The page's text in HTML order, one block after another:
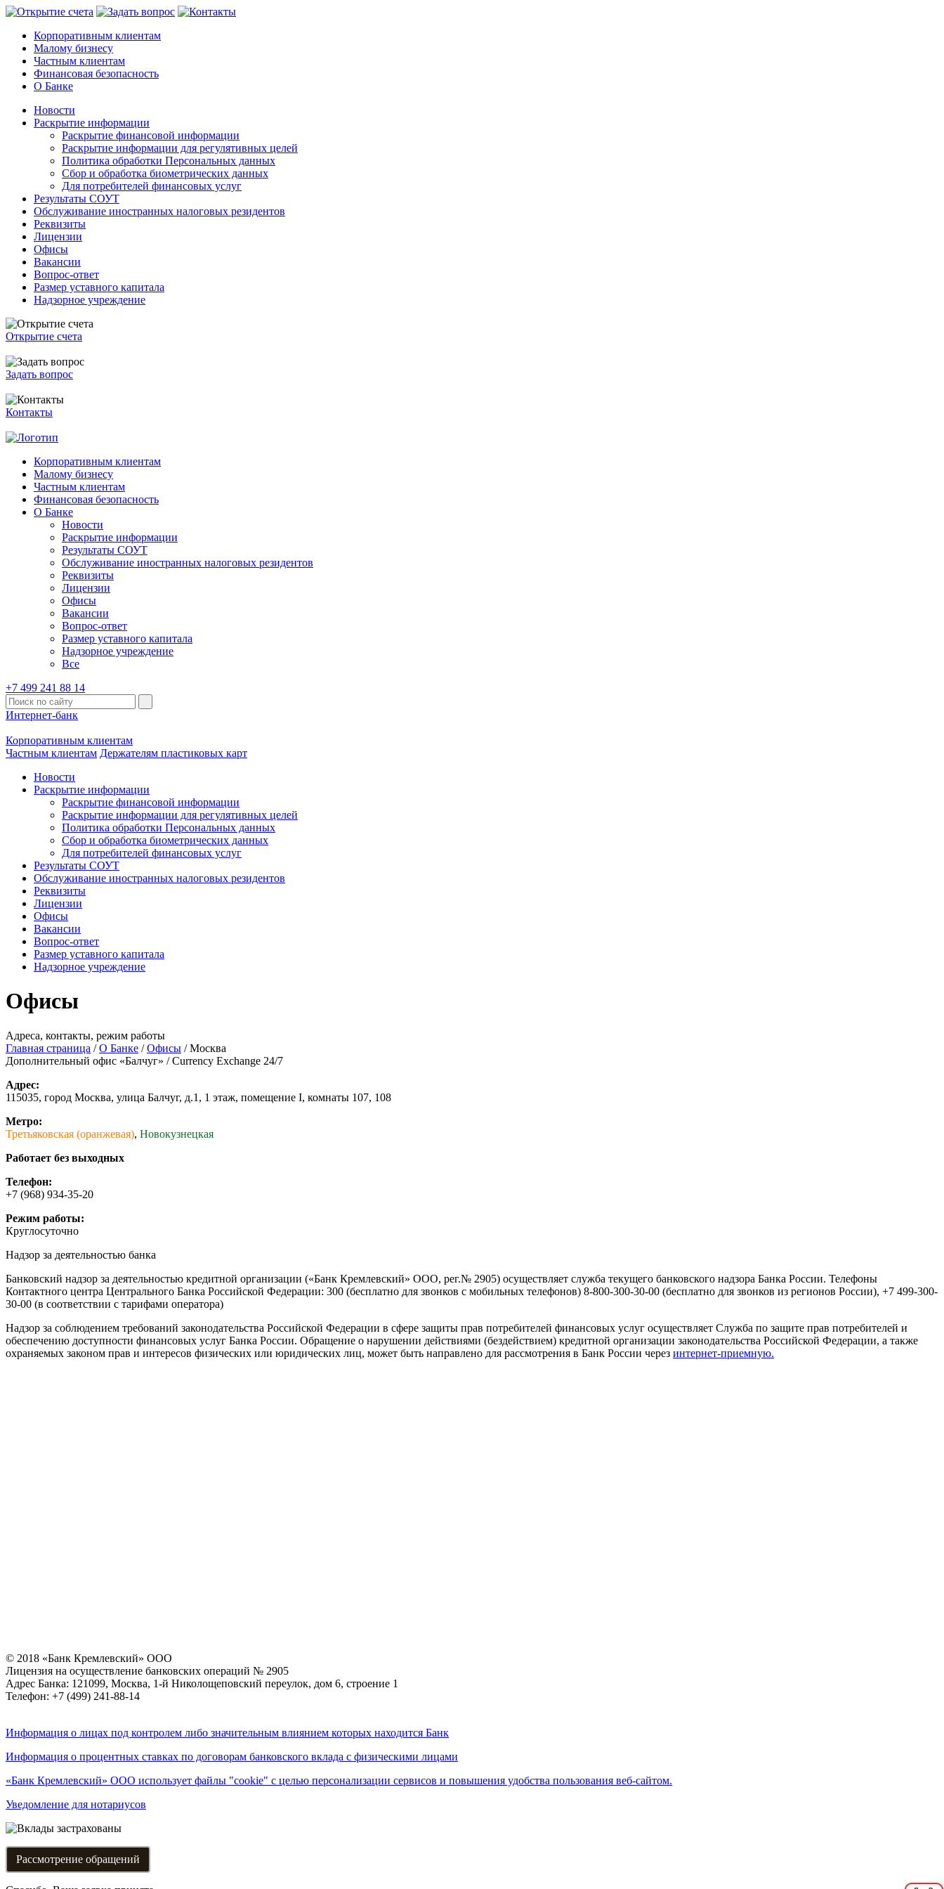
Корпоративным клиентам
Малому бизнесу
Частным клиентам
Финансовая безопасность
О Банке
Новости
Раскрытие информации
Раскрытие финансовой информации
Раскрытие информации для регулятивных целей
Политика обработки Персональных данных
Сбор и обработка биометрических данных
Для потребителей финансовых услуг
Результаты СОУТ
Обслуживание иностранных налоговых резидентов
Реквизиты
Лицензии
Офисы
Вакансии
Вопрос-ответ
Размер уставного капитала
Надзорное учреждение
Открытие счета
Задать вопрос
Контакты
Корпоративным клиентам
Малому бизнесу
Частным клиентам
Финансовая безопасность
О Банке
Новости
Раскрытие информации
Результаты СОУТ
Обслуживание иностранных налоговых резидентов
Реквизиты
Лицензии
Офисы
Вакансии
Вопрос-ответ
Размер уставного капитала
Надзорное учреждение
Все
+7 499 241 88 14
Интернет-банк
Корпоративным клиентам
Частным клиентам Держателям пластиковых карт
Новости
Раскрытие информации
Раскрытие финансовой информации
Раскрытие информации для регулятивных целей
Политика обработки Персональных данных
Сбор и обработка биометрических данных
Для потребителей финансовых услуг
Результаты СОУТ
Обслуживание иностранных налоговых резидентов
Реквизиты
Лицензии
Офисы
Вакансии
Вопрос-ответ
Размер уставного капитала
Надзорное учреждение
Офисы
Адреса, контакты, режим работы
Главная страница /О Банке /Офисы /Москва
Дополнительный офис «Балчуг» / Currency Exchange 24/7
Адрес:
115035, город Москва, улица Балчуг, д.1, 1 этаж, помещение I, комнаты 107, 108
Метро:
Третьяковская (оранжевая), Новокузнецкая
Работает без выходных
Телефон:
+7 (968) 934-35-20
Режим работы:
Круглосуточно
Надзор за деятельностью банка
Банковский надзор за деятельностью кредитной организации («Банк Кремлевский» ООО, рег.№ 2905) осуществляет служба текущего банковского надзора Банка России. Телефоны
Контактного центра Центрального Банка Российской Федерации: 300 (бесплатно для звонков с мобильных телефонов) 8-800-300-30-00 (бесплатно для звонков из регионов России), +7 499-300-
30-00 (в соответствии с тарифами оператора)
Надзор за соблюдением требований законодательства Российской Федерации в сфере защиты прав потребителей финансовых услуг осуществляет Служба по защите прав потребителей и
обеспечению доступности финансовых услуг Банка России. Обращение о нарушении действиями (бездействием) кредитной организации законодательства Российской Федерации, а также
охраняемых законом прав и интересов физических или юридических лиц, может быть направлено для рассмотрения в Банк России через интернет-приемную.
© 2018 «Банк Кремлевский» ООО
Лицензия на осуществление банковских операций № 2905
Адрес Банка: 121099, Москва, 1-й Николощеповский переулок, дом 6, строение 1
Телефон: +7 (499) 241-88-14
Информация о лицах под контролем либо значительным влиянием которых находится Банк
Информация о процентных ставках по договорам банковского вклада с физическими лицами
«Банк Кремлевский» ООО использует файлы "cookie" с целью персонализации сервисов и повышения удобства пользования веб-сайтом.
Уведомление для нотариусов
Рассмотрение обращений